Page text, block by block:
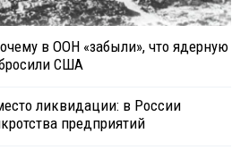
в ООН «забыли», что ядерную
США
ликвидации: в России
предприятий